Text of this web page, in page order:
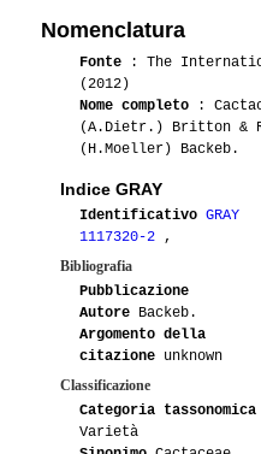
07-2013 Luca
04-2013 Luca
06-2012 Luca
01-2011
08-2011 Tommaso76
06-2010
Nomenclatura
Fonte : The
(2012)
Nome completo :
(A.Dietr.) Britton &
(H.Moeller) Backeb.
Indice GRAY
Identificativo GRAY
1117320-2 ,
Bibliografia
Pubblicazione
Autore Backeb.
Argomento della
citazione unknown
Classificazione
Categoria tassonomica
Varietà